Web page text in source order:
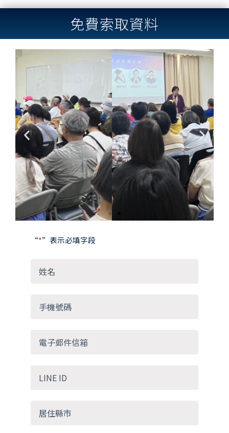
免費索取資料
“*”表示必填字段
Previous
slide
Next
slide